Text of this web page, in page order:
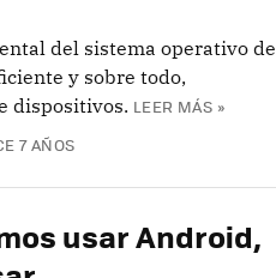
del sistema operativo de
y sobre todo,
dispositivos. LEER MÁS »
7 AÑOS
usar Android,